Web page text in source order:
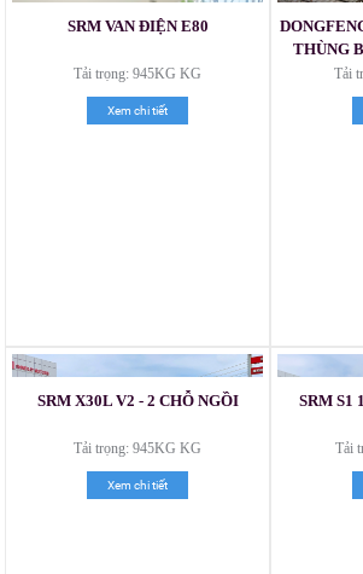
SRM VAN ĐIỆN E80
Tải trọng: 945KG KG
Xem chi tiết
THÙNG
Tải
SRM X30L V2 - 2 CHỖ NGỒI
Tải trọng: 945KG KG
Xem chi tiết
SRM S1
Tải
Xe tải Foton